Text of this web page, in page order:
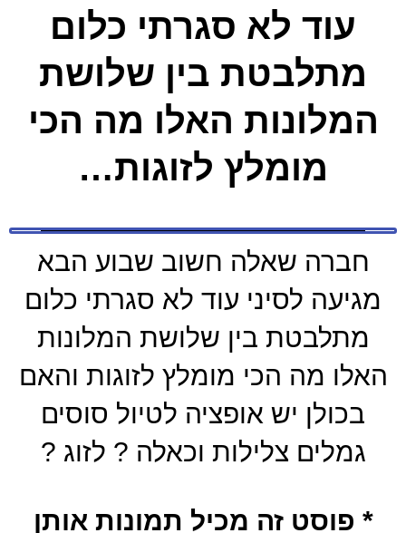
עוד לא סגרתי כלום
מתלבטת בין שלושת
המלונות האלו מה הכי
מומלץ לזוגות…
חברה שאלה חשוב שבוע הבא
מגיעה לסיני עוד לא סגרתי כלום
מתלבטת בין שלושת המלונות
האלו מה הכי מומלץ לזוגות והאם
בכולן יש אופציה לטיול סוסים
גמלים צלילות וכאלה ? לזוג ?
* פוסט זה מכיל תמונות אותן